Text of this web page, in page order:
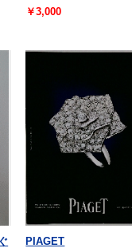
￥3,000
PIAGET